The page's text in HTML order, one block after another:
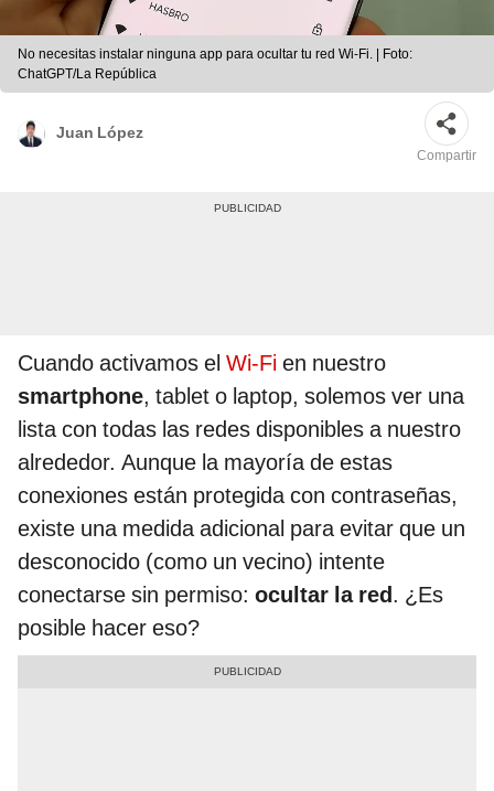
No necesitas instalar ninguna app para ocultar tu red Wi-Fi. | Foto:
ChatGPT/La República
Juan López
Compartir
Cuando activamos el Wi-Fi en nuestro
smartphone, tablet o laptop, solemos ver una
lista con todas las redes disponibles a nuestro
alrededor. Aunque la mayoría de estas
conexiones están protegida con contraseñas,
existe una medida adicional para evitar que un
desconocido (como un vecino) intente
conectarse sin permiso: ocultar la red. ¿Es
posible hacer eso?